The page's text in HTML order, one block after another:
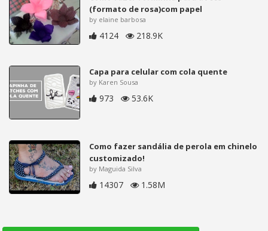
(formato de rosa)com papel
by elaine barbosa
4124 218.9K
Capa para celular com cola quente
by Karen Sousa
973 53.6K
Como fazer sandália de perola em chinelo
customizado!
by Maguida Silva
14307 1.58M